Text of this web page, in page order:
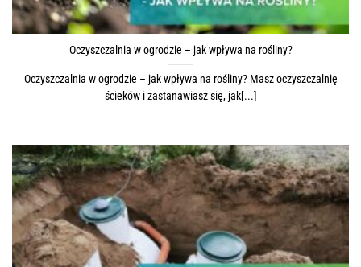
Oczyszczalnia w ogrodzie – jak wpływa na rośliny?
Oczyszczalnia w ogrodzie – jak wpływa na rośliny? Masz oczyszczalnię
ścieków i zastanawiasz się, jak[...]